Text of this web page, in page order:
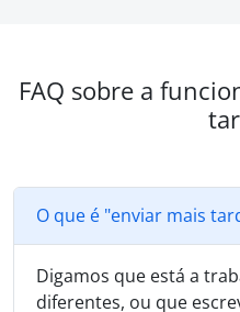
FAQ sobre a
O que é "enviar mais
Digamos que está a
diferentes, ou que